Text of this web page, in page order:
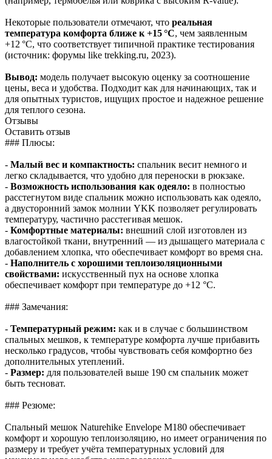
Некоторые пользователи отмечают, что реальная
температура комфорта ближе к +15 °C, чем заявленным
+12 °C, что соответствует типичной практике тестирования
(источник: форумы like trekking.ru, 2023).
Вывод: модель получает высокую оценку за соотношение
цены, веса и удобства. Подходит как для начинающих, так и
для опытных туристов, ищущих простое и надежное решение
для теплого сезона.
Отзывы
Оставить отзыв
### Плюсы:
- Малый вес и компактность: спальник весит немного и
легко складывается, что удобно для переноски в рюкзаке.
- Возможность использования как одеяло: в полностью
расстегнутом виде спальник можно использовать как одеяло,
а двусторонний замок молнии YKK позволяет регулировать
температуру, частично расстегивая мешок.
- Комфортные материалы: внешний слой изготовлен из
влагостойкой ткани, внутренний — из дышащего материала с
добавлением хлопка, что обеспечивает комфорт во время сна.
- Наполнитель с хорошими теплоизоляционными
свойствами: искусственный пух на основе хлопка
обеспечивает комфорт при температуре до +12 °C.
### Замечания:
- Температурный режим: как и в случае с большинством
спальных мешков, к температуре комфорта лучше прибавить
несколько градусов, чтобы чувствовать себя комфортно без
дополнительных утеплений.
- Размер: для пользователей выше 190 см спальник может
быть тесноват.
### Резюме:
Спальный мешок Naturehike Envelope M180 обеспечивает
комфорт и хорошую теплоизоляцию, но имеет ограничения по
размеру и требует учёта температурных условий для